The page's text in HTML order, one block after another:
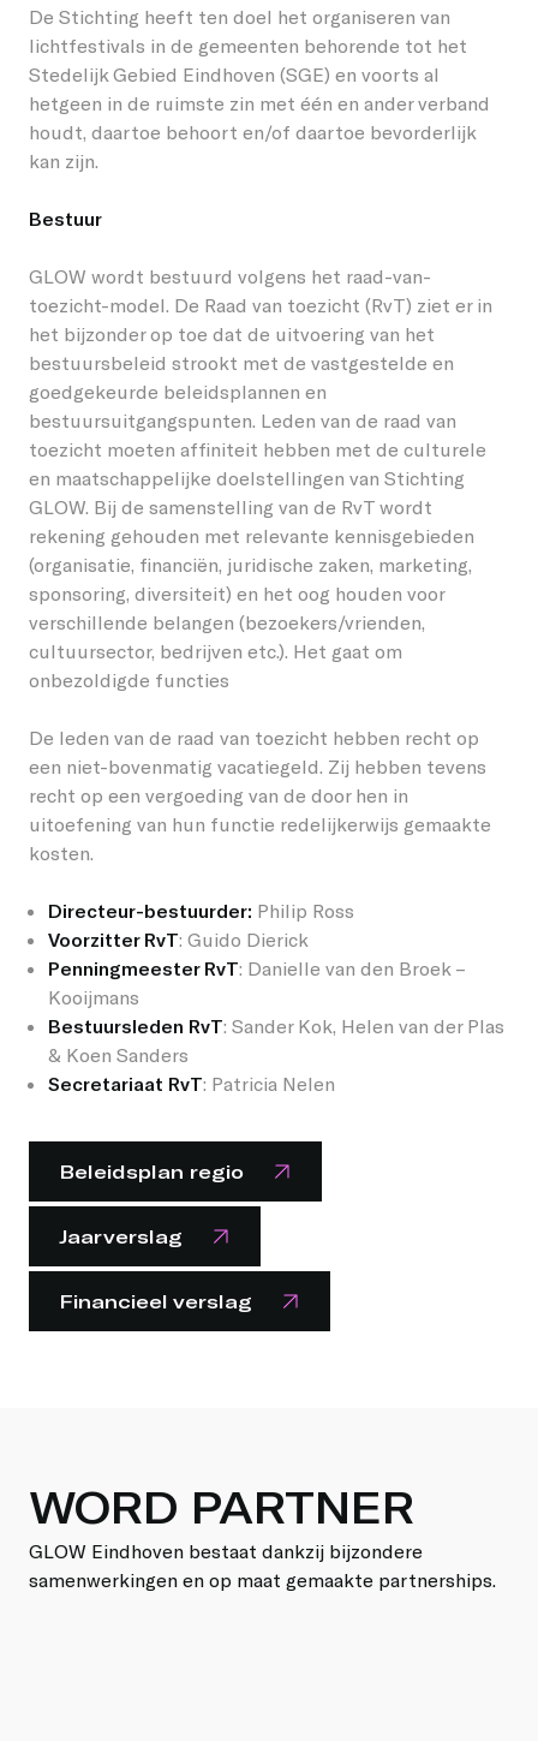
De Stichting heeft ten doel het organiseren van
lichtfestivals in de gemeenten behorende tot het
Stedelijk Gebied Eindhoven (SGE) en voorts al
hetgeen in de ruimste zin met één en ander verband
houdt, daartoe behoort en/of daartoe bevorderlijk
kan zijn.
Bestuur
GLOW wordt bestuurd volgens het raad-van-
toezicht-model. De Raad van toezicht (RvT) ziet er in
het bijzonder op toe dat de uitvoering van het
bestuursbeleid strookt met de vastgestelde en
goedgekeurde beleidsplannen en
bestuursuitgangspunten. Leden van de raad van
toezicht moeten affiniteit hebben met de culturele
en maatschappelijke doelstellingen van Stichting
GLOW. Bij de samenstelling van de RvT wordt
rekening gehouden met relevante kennisgebieden
(organisatie, financiën, juridische zaken, marketing,
sponsoring, diversiteit) en het oog houden voor
verschillende belangen (bezoekers/vrienden,
cultuursector, bedrijven etc.). Het gaat om
onbezoldigde functies
De leden van de raad van toezicht hebben recht op
een niet-bovenmatig vacatiegeld. Zij hebben tevens
recht op een vergoeding van de door hen in
uitoefening van hun functie redelijkerwijs gemaakte
kosten.
Directeur-bestuurder: Philip Ross
Voorzitter RvT: Guido Dierick
Penningmeester RvT: Danielle van den Broek –
Kooijmans
Bestuursleden RvT: Sander Kok, Helen van der Plas
& Koen Sanders
Secretariaat RvT: Patricia Nelen
Beleidsplan regio
Jaarverslag
Financieel verslag
WORD PARTNER
GLOW Eindhoven bestaat dankzij bijzondere
samenwerkingen en op maat gemaakte partnerships.